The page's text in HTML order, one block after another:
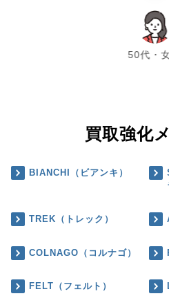
50代・
chevron_left chevron_right
買取強化
BIANCHI（ビアンキ）
TREK（トレック）
COLNAGO（コルナゴ）
FELT（フェルト）